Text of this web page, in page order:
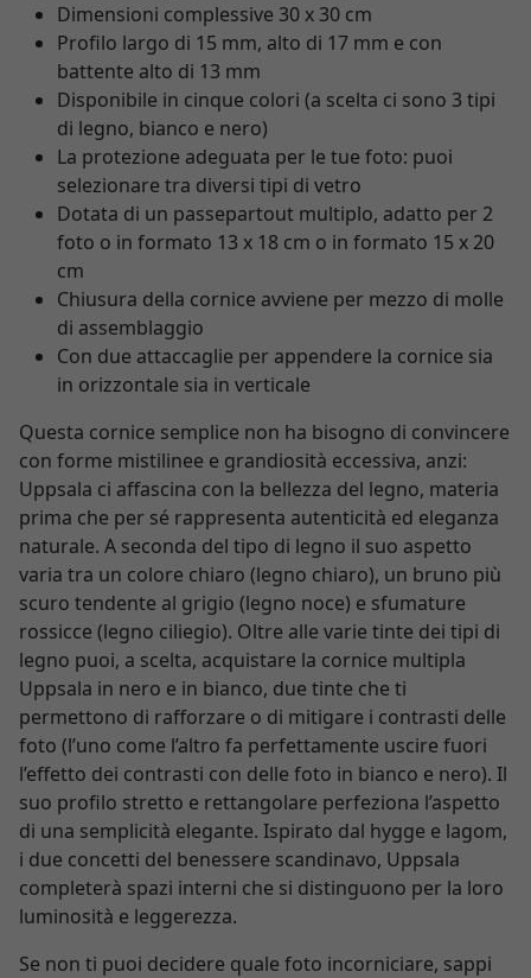
Dimensioni complessive 30 x 30 cm
Profilo largo di 15 mm, alto di 17 mm e con
battente alto di 13 mm
Disponibile in cinque colori (a scelta ci sono 3 tipi
di legno, bianco e nero)
La protezione adeguata per le tue foto: puoi
selezionare tra diversi tipi di vetro
Dotata di un passepartout multiplo, adatto per 2
foto o in formato 13 x 18 cm o in formato 15 x 20
cm
Chiusura della cornice avviene per mezzo di molle
di assemblaggio
Con due attaccaglie per appendere la cornice sia
in orizzontale sia in verticale
Questa cornice semplice non ha bisogno di convincere
con forme mistilinee e grandiosità eccessiva, anzi:
Uppsala ci affascina con la bellezza del legno, materia
prima che per sé rappresenta autenticità ed eleganza
naturale. A seconda del tipo di legno il suo aspetto
varia tra un colore chiaro (legno chiaro), un bruno più
scuro tendente al grigio (legno noce) e sfumature
rossicce (legno ciliegio). Oltre alle varie tinte dei tipi di
legno puoi, a scelta, acquistare la cornice multipla
Uppsala in nero e in bianco, due tinte che ti
permettono di rafforzare o di mitigare i contrasti delle
foto (l’uno come l’altro fa perfettamente uscire fuori
l’effetto dei contrasti con delle foto in bianco e nero). Il
suo profilo stretto e rettangolare perfeziona l’aspetto
di una semplicità elegante. Ispirato dal hygge e lagom,
i due concetti del benessere scandinavo, Uppsala
completerà spazi interni che si distinguono per la loro
luminosità e leggerezza.
Se non ti puoi decidere quale foto incorniciare, sappi